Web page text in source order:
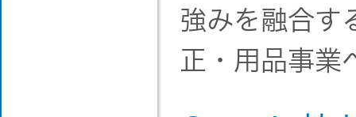
強みを融合す
正・用品事業